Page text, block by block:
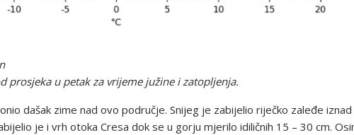
prosjeka u petak za vrijeme južine i zatopljenja.
dašak zime nad ovo područje. Snijeg je zabijelio riječko zaleđe
je i vrh otoka Cresa dok se u gorju mjerilo idiličnih 15 – 30 cm.